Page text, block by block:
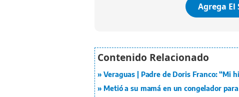
Agrega El
Veraguas | Padre de Doris Franco: “Mi
Metió a su mamá en un congelador